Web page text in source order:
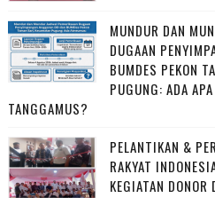
MUNDUR DAN
DUGAAN
BUMDES PEKON
PUGUNG: ADA
TANGGAMUS?
PELANTIKAN &
RAKYAT
KEGIATAN DONOR